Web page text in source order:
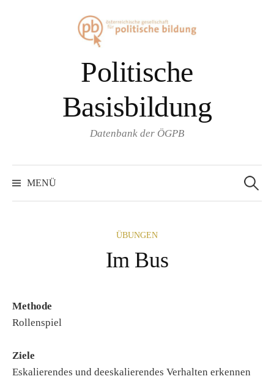
Politische
Basisbildung
Datenbank der ÖGPB
MENÜ
nach:
ÜBUNGEN
Im Bus
Methode
Rollenspiel
Ziele
Eskalierendes und deeskalierendes Verhalten erkennen